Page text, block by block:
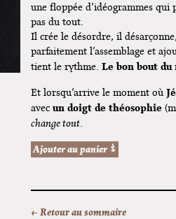
une floppée d’idéogrammes
pas du tout.
Il crée le désordre, il
parfaitement l’assemblage et
tient le rythme.Le bon bout du
Et lorsqu’arrive le moment où
avecun doigt de théosophie
change tout.
← Retour au sommaire